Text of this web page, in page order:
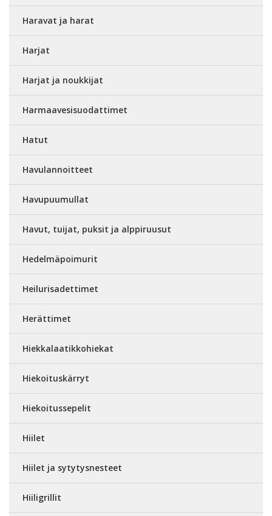
Haravat ja harat
Harjat
Harjat ja noukkijat
Harmaavesisuodattimet
Hatut
Havulannoitteet
Havupuumullat
Havut, tuijat, puksit ja alppiruusut
Hedelmäpoimurit
Heilurisadettimet
Herättimet
Hiekkalaatikkohiekat
Hiekoituskärryt
Hiekoitussepelit
Hiilet
Hiilet ja sytytysnesteet
Hiiligrillit